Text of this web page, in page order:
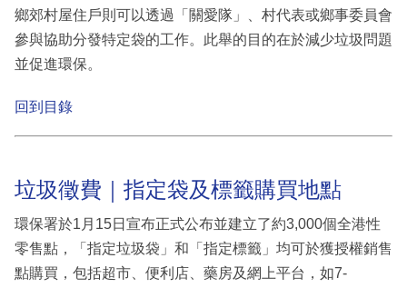
鄉郊村屋住戶則可以透過「關愛隊」、村代表或鄉事委員會
參與協助分發特定袋的工作。此舉的目的在於減少垃圾問題
並促進環保。
回到目錄
垃圾徵費｜指定袋及標籤購買地點
環保署於1月15日宣布正式公布並建立了約3,000個全港性
零售點，「指定垃圾袋」和「指定標籤」均可於獲授權銷售
點購買，包括超市、便利店、藥房及網上平台，如7-